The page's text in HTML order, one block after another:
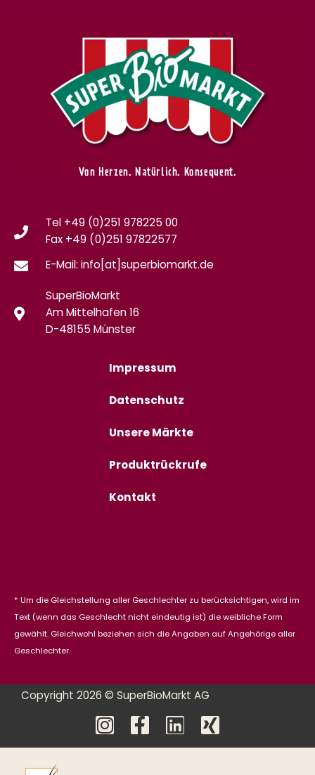
Von Herzen. Natürlich. Konsequent.
Tel +49 (0)251 978225 00
Fax +49 (0)251 97822577
E-Mail: info[at]superbiomarkt.de
SuperBioMarkt
Am Mittelhafen 16
D-48155 Münster
Impressum
Datenschutz
Unsere Märkte
Produktrückrufe
Kontakt
* Um die Gleichstellung aller Geschlechter zu berücksichtigen, wird im
Text (wenn das Geschlecht nicht eindeutig ist) die weibliche Form
gewählt. Gleichwohl beziehen sich die Angaben auf Angehörige aller
Geschlechter.
Copyright 2026 © SuperBioMarkt AG